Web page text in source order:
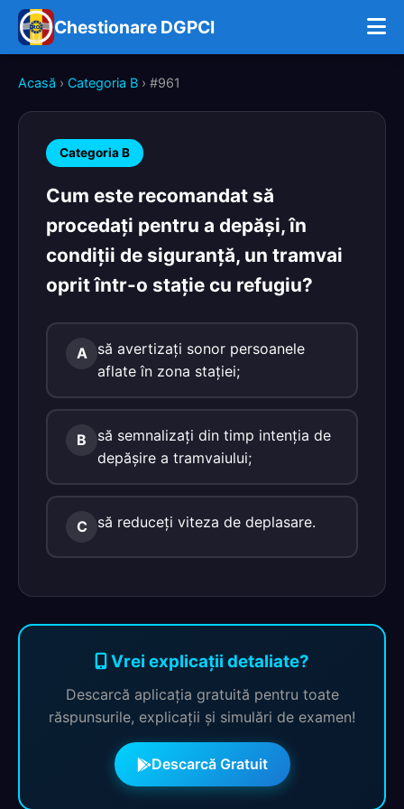
Chestionare DGPCI
Acasă › Categoria B › #961
Categoria B
Cum este recomandat să
procedaţi pentru a depăşi, în
condiţii de siguranţă, un tramvai
oprit într-o staţie cu refugiu?
A
să avertizaţi sonor persoanele
aflate în zona staţiei;
B
să semnalizaţi din timp intenţia de
depăşire a tramvaiului;
C să reduceţi viteza de deplasare.
Vrei explicații detaliate?
Descarcă aplicația gratuită pentru toate
răspunsurile, explicații și simulări de examen!
Descarcă Gratuit